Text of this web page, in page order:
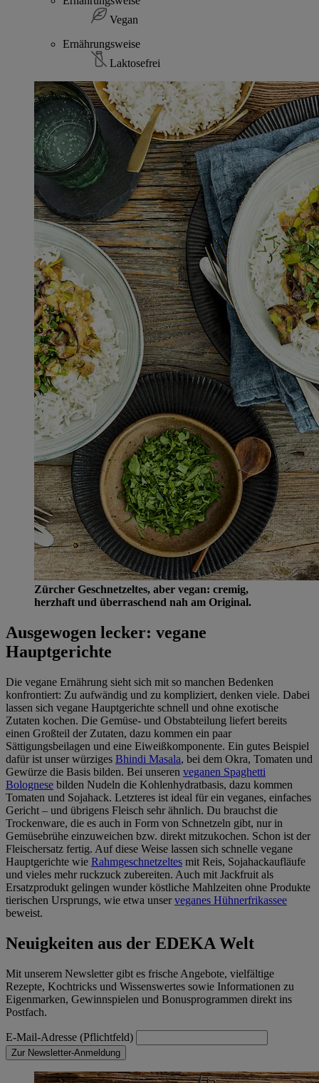
Vegan
Ernährungsweise
Laktosefrei
Zürcher Geschnetzeltes, aber vegan: cremig,
herzhaft und überraschend nah am Original.
Ausgewogen lecker: vegane
Hauptgerichte
Die vegane Ernährung sieht sich mit so manchen Bedenken
konfrontiert: Zu aufwändig und zu kompliziert, denken viele. Dabei
lassen sich vegane Hauptgerichte schnell und ohne exotische
Zutaten kochen. Die Gemüse- und Obstabteilung liefert bereits
einen Großteil der Zutaten, dazu kommen ein paar
Sättigungsbeilagen und eine Eiweißkomponente. Ein gutes Beispiel
dafür ist unser würziges Bhindi Masala, bei dem Okra, Tomaten und
Gewürze die Basis bilden. Bei unseren veganen Spaghetti
Bolognese bilden Nudeln die Kohlenhydratbasis, dazu kommen
Tomaten und Sojahack. Letzteres ist ideal für ein veganes, einfaches
Gericht – und übrigens Fleisch sehr ähnlich. Du brauchst die
Trockenware, die es auch in Form von Schnetzeln gibt, nur in
Gemüsebrühe einzuweichen bzw. direkt mitzukochen. Schon ist der
Fleischersatz fertig. Auf diese Weise lassen sich schnelle vegane
Hauptgerichte wie Rahmgeschnetzeltes mit Reis, Sojahackaufläufe
und vieles mehr ruckzuck zubereiten. Auch mit Jackfruit als
Ersatzprodukt gelingen wunder köstliche Mahlzeiten ohne Produkte
tierischen Ursprungs, wie etwa unserveganes Hühnerfrikassee
beweist.
Neuigkeiten aus der EDEKA Welt
Mit unserem Newsletter gibt es frische Angebote, vielfältige
Rezepte, Kochtricks und Wissenswertes sowie Informationen zu
Eigenmarken, Gewinnspielen und Bonusprogrammen direkt ins
Postfach.
E-Mail-Adresse (Pflichtfeld)
Zur Newsletter-Anmeldung